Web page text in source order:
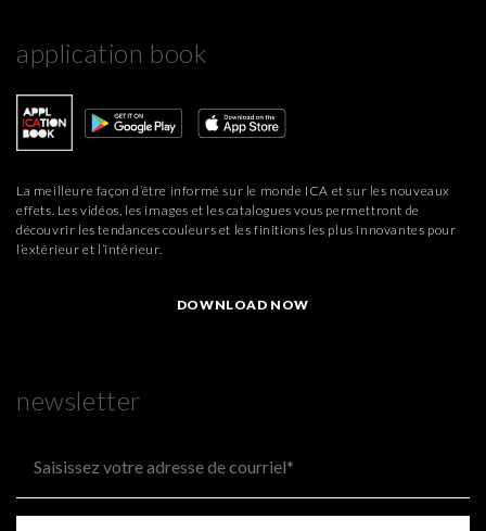
application book
La meilleure façon d’être informé sur le monde ICA et sur les nouveaux
effets. Les vidéos, les images et les catalogues vous permettront de
découvrir les tendances couleurs et les finitions les plus innovantes pour
l’extérieur et l’intérieur.
DOWNLOAD NOW
newsletter